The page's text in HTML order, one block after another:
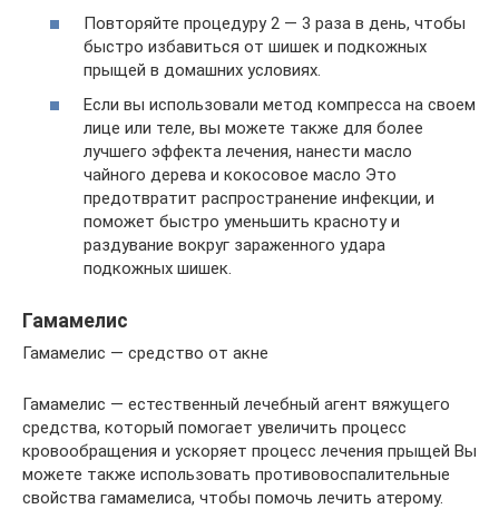
Повторяйте процедуру 2 — 3 раза в день, чтобы
быстро избавиться от шишек и подкожных
прыщей в домашних условиях.
Если вы использовали метод компресса на своем
лице или теле, вы можете также для более
лучшего эффекта лечения, нанести масло
чайного дерева и кокосовое масло Это
предотвратит распространение инфекции, и
поможет быстро уменьшить красноту и
раздувание вокруг зараженного удара
подкожных шишек.
Гамамелис
Гамамелис — средство от акне
Гамамелис — естественный лечебный агент вяжущего
средства, который помогает увеличить процесс
кровообращения и ускоряет процесс лечения прыщей Вы
можете также использовать противовоспалительные
свойства гамамелиса, чтобы помочь лечить атерому.